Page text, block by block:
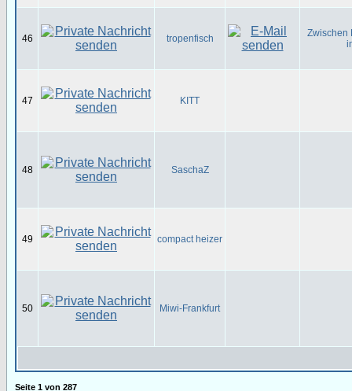
46 tropenfisch
Zwischen
47 KITT
48 SaschaZ
49 compact heizer
50 Miwi-Frankfurt
Seite 1 von 287